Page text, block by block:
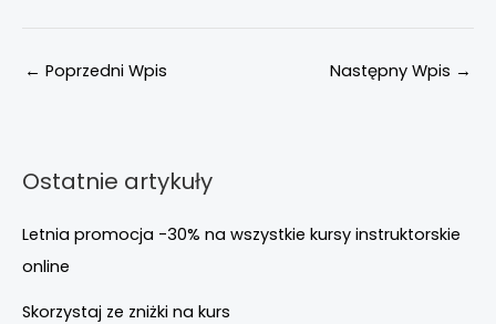
← Poprzedni Wpis Następny Wpis →
Ostatnie artykuły
Letnia promocja -30% na wszystkie kursy instruktorskie
online
Skorzystaj ze zniżki na kurs